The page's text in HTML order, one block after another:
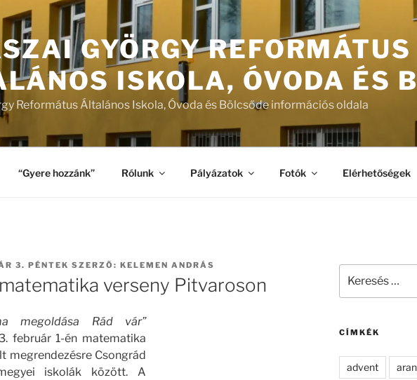
GYÖRGY REFORMÁTUS
ISKOLA, ÓVODA ÉS
Református Általános Iskola, Óvoda és Bölcsőde információs oldala
“Gyere hozzánk” Rólunk Pályázatok Fotók Elérhetőségek
3. PÉNTEK SZERZŐ: KELEMEN ANDRÁS
verseny Pitvaroson
megoldása Rád vár”
február 1-én matematika
megrendezésre Csongrád
iskolák között. A
következő
CÍMKÉK
advent